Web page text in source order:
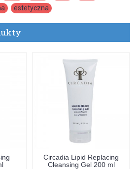
estetyczna
Circadia Lipid Replacing
Cleansing Gel 200 ml